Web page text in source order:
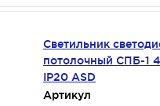
Светильник
потолочный СПБ-1
IP20 ASD
Артикул